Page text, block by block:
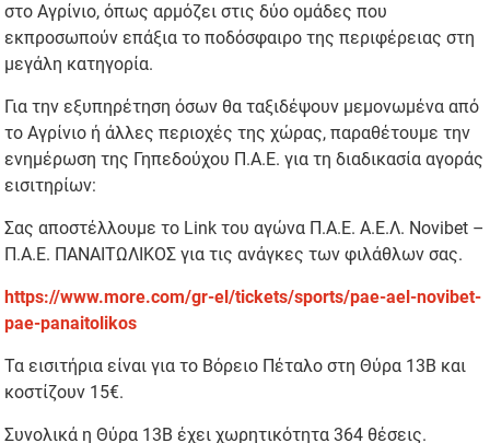
στο Αγρίνιο, όπως αρμόζει στις δύο ομάδες που
εκπροσωπούν επάξια το ποδόσφαιρο της περιφέρειας στη
μεγάλη κατηγορία.
Για την εξυπηρέτηση όσων θα ταξιδέψουν μεμονωμένα από
το Αγρίνιο ή άλλες περιοχές της χώρας, παραθέτουμε την
ενημέρωση της Γηπεδούχου Π.Α.Ε. για τη διαδικασία αγοράς
εισιτηρίων:
Σας αποστέλλουμε το Link του αγώνα Π.Α.Ε. Α.Ε.Λ. Novibet –
Π.Α.Ε. ΠΑΝΑΙΤΩΛΙΚΟΣ για τις ανάγκες των φιλάθλων σας.
https://www.more.com/gr-el/tickets/sports/pae-ael-novibet-
pae-panaitolikos
Τα εισιτήρια είναι για το Βόρειο Πέταλο στη Θύρα 13Β και
κοστίζουν 15€.
Συνολικά η Θύρα 13Β έχει χωρητικότητα 364 θέσεις.